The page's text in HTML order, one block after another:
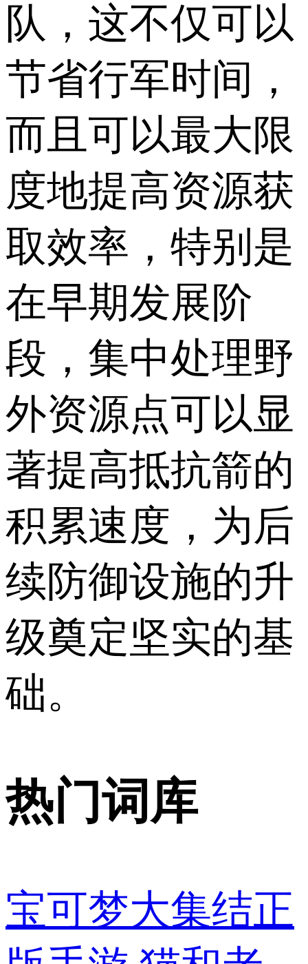
队，这不仅可以
节省行军时间，
而且可以最大限
度地提高资源获
取效率，特别是
在早期发展阶
段，集中处理野
外资源点可以显
著提高抵抗箭的
积累速度，为后
续防御设施的升
级奠定坚实的基
础。
热门词库
宝可梦大集结正